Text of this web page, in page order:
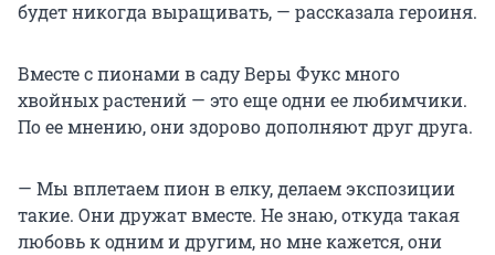
будет никогда выращивать, — рассказала героиня.
Вместе с пионами в саду Веры Фукс много
хвойных растений — это еще одни ее любимчики.
По ее мнению, они здорово дополняют друг друга.
— Мы вплетаем пион в елку, делаем экспозиции
такие. Они дружат вместе. Не знаю, откуда такая
любовь к одним и другим, но мне кажется, они